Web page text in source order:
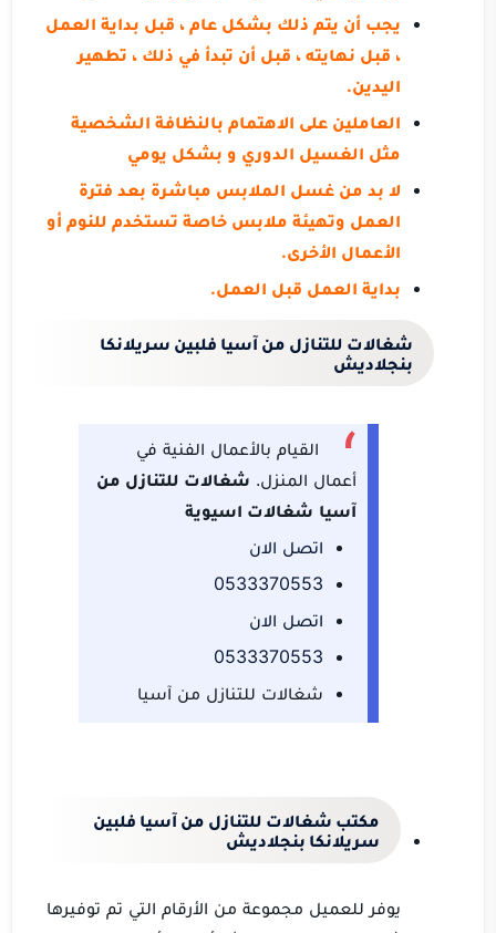
يجب أن يتم ذلك بشكل عام ، قبل بداية العمل
، قبل نهايته ، قبل أن تبدأ في ذلك ، تطهير
اليدين.
العاملين على الاهتمام بالنظافة الشخصية
مثل الغسيل الدوري و بشكل يومي
لا بد من غسل الملابس مباشرة بعد فترة
العمل وتهيئة ملابس خاصة تستخدم للنوم أو
الأعمال الأخرى.
بداية العمل قبل العمل.
شغالات للتنازل من آسيا فلبين سريلانكا
بنجلاديش
القيام بالأعمال الفنية في
أعمال المنزل. شغالات للتنازل من
آسيا شغالات اسيوية
اتصل الان
0533370553
اتصل الان
0533370553
شغالات للتنازل من آسيا
مكتب شغالات للتنازل من آسيا فلبين
سريلانكا بنجلاديش
يوفر للعميل مجموعة من الأرقام التي تم توفيرها